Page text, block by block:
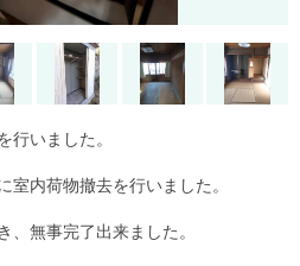
行いました。
室内荷物撤去を行いました。
、無事完了出来ました。